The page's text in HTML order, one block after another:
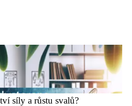
síly a růstu svalů?